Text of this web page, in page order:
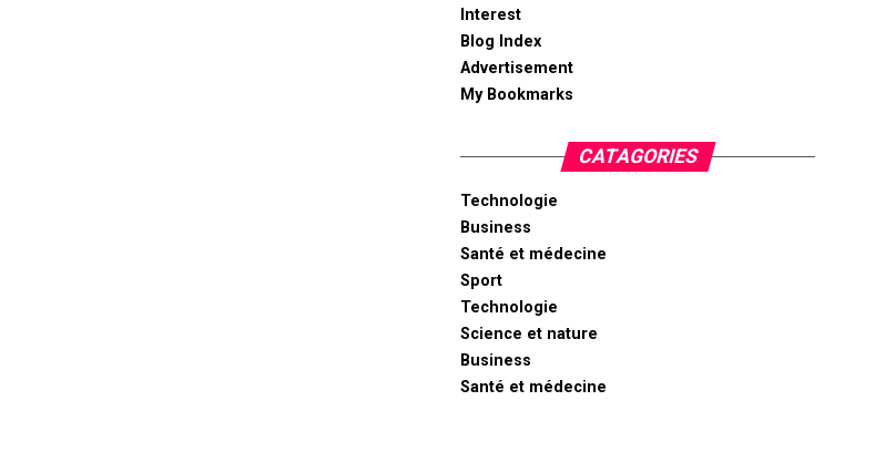
Interest
Blog Index
Advertisement
My Bookmarks
CATAGORIES
Technologie
Business
Santé et médecine
Sport
Technologie
Science et nature
Business
Santé et médecine